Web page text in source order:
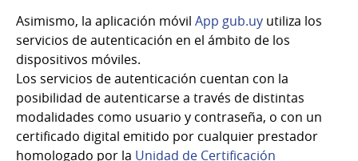
Asimismo, la aplicación móvil App gub.uy utiliza los
servicios de autenticación en el ámbito de los
dispositivos móviles.
Los servicios de autenticación cuentan con la
posibilidad de autenticarse a través de distintas
modalidades como usuario y contraseña, o con un
certificado digital emitido por cualquier prestador
homologado por la Unidad de Certificación